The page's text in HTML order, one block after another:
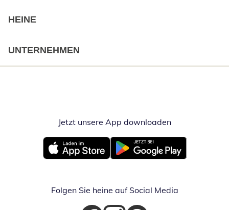
HEINE
UNTERNEHMEN
Jetzt unsere App downloadenÖffnet in
Öffnet in neuem FensterÖffnet in neuem Fenster
Folgen Sie heine auf Social Media